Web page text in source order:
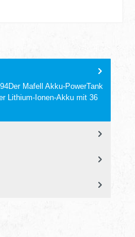
Mafell Akku-PowerTank
Lithium-Ionen-Akku mit 36